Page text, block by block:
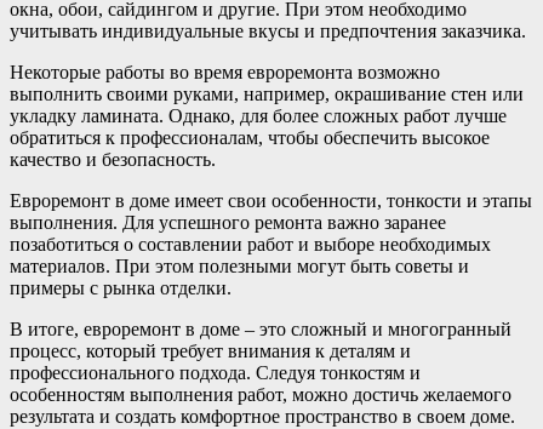
окна, обои, сайдингом и другие. При этом необходимо
учитывать индивидуальные вкусы и предпочтения заказчика.
Некоторые работы во время евроремонта возможно
выполнить своими руками, например, окрашивание стен или
укладку ламината. Однако, для более сложных работ лучше
обратиться к профессионалам, чтобы обеспечить высокое
качество и безопасность.
Евроремонт в доме имеет свои особенности, тонкости и этапы
выполнения. Для успешного ремонта важно заранее
позаботиться о составлении работ и выборе необходимых
материалов. При этом полезными могут быть советы и
примеры с рынка отделки.
В итоге, евроремонт в доме – это сложный и многогранный
процесс, который требует внимания к деталям и
профессионального подхода. Следуя тонкостям и
особенностям выполнения работ, можно достичь желаемого
результата и создать комфортное пространство в своем доме.